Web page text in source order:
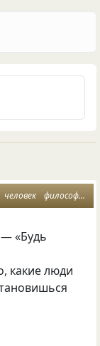
человек философия
«Будь
, какие люди